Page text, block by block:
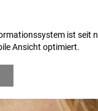
ist seit
Ansicht optimiert.